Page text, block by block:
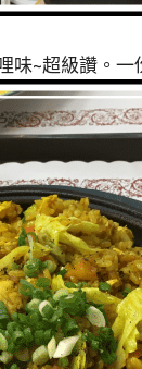
~超級讚。一